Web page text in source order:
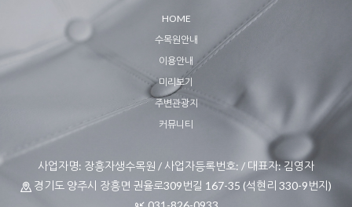
HOME
수목원안내
이용안내
미리보기
주변관광지
커뮤니티
사업자명: 장흥자생수목원 / 사업자등록번호: / 대표자: 김영자
경기도 양주시 장흥면 권율로309번길 167-35 (석현리 330-9번지)